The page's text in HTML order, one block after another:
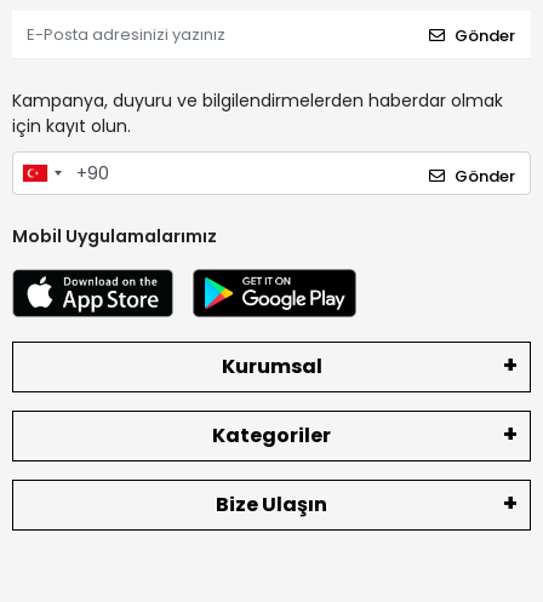
Gönder
Kampanya, duyuru ve bilgilendirmelerden haberdar olmak
için kayıt olun.
Gönder
Mobil Uygulamalarımız
Kurumsal
Kategoriler
Bize Ulaşın